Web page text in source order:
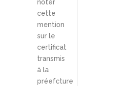
noter
cette
mention
sur le
certificat
transmis
à la
préefcture